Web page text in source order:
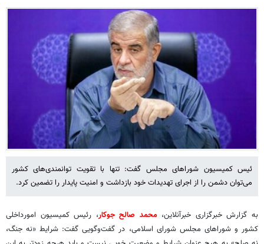
ئیس کمیسیون شوراهای مجلس گفت: تنها با تقویت توانمندی‌های کشور
می‌توان دشمن را از اجرای تهدیدات خود بازداشت و امنیت پایدار را تضمین کرد.
به گزارش خبرگزاری خبرآنلاین، محمد صالح جوکار، رئیس کمیسیون امورداخلی
کشور و شوراهای مجلس شورای اسلامی، در گفت‌وگویی گفت: شرایط «نه جنگ،